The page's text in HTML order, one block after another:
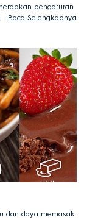
pengaturan
berbagai macam
Baca Selengkapnya
dan daya memasak